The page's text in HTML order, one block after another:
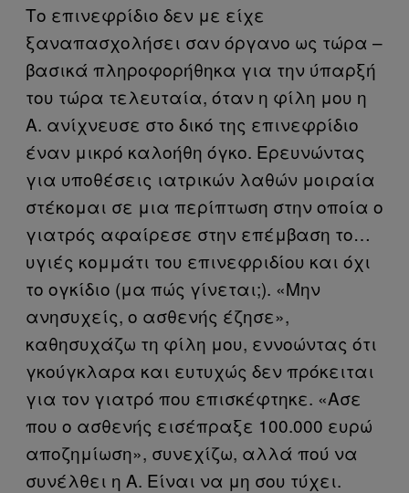
Το επινεφρίδιο δεν με είχε
ξαναπασχολήσει σαν όργανο ως τώρα –
βασικά πληροφορήθηκα για την ύπαρξή
του τώρα τελευταία, όταν η φίλη μου η
Α. ανίχνευσε στο δικό της επινεφρίδιο
έναν μικρό καλοήθη όγκο. Ερευνώντας
για υποθέσεις ιατρικών λαθών μοιραία
στέκομαι σε μια περίπτωση στην οποία ο
γιατρός αφαίρεσε στην επέμβαση το…
υγιές κομμάτι του επινεφριδίου και όχι
το ογκίδιο (μα πώς γίνεται;). «Μην
ανησυχείς, ο ασθενής έζησε»,
καθησυχάζω τη φίλη μου, εννοώντας ότι
γκούγκλαρα και ευτυχώς δεν πρόκειται
για τον γιατρό που επισκέφτηκε. «Ασε
που ο ασθενής εισέπραξε 100.000 ευρώ
αποζημίωση», συνεχίζω, αλλά πού να
συνέλθει η Α. Είναι να μη σου τύχει.